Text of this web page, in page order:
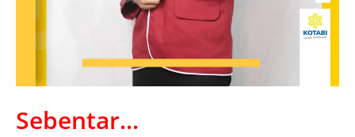
Sebentar...